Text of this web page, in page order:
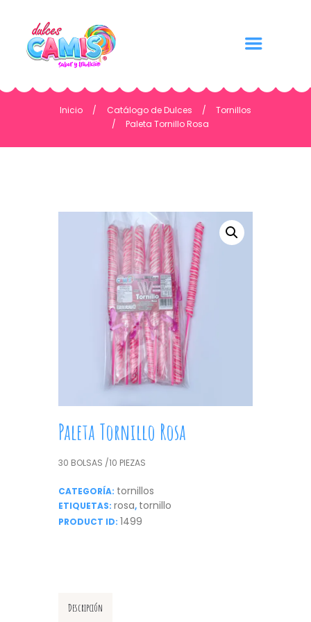
Inicio Catálogo de Dulces
Tornillos
Paleta Tornillo Rosa
Paleta Tornillo Rosa
30 BOLSAS /10 PIEZAS
CATEGORÍA: tornillos
ETIQUETAS: rosa, tornillo
PRODUCT ID: 1499
Descripción